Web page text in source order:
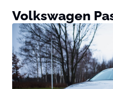
Volkswagen